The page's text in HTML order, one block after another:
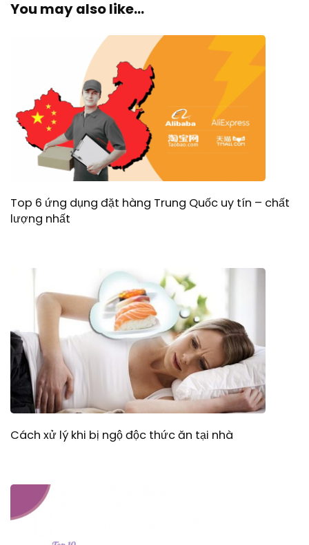
You may also like...
Top 6 ứng dụng đặt hàng Trung Quốc uy tín – chất
lượng nhất
Cách xử lý khi bị ngộ độc thức ăn tại nhà